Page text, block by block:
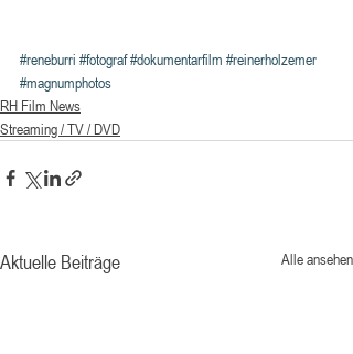
#reneburri #fotograf#dokumentarfilm #reinerholzemer
#magnumphotos
RH Film News
Streaming / TV / DVD
Aktuelle Beiträge Alle ansehen